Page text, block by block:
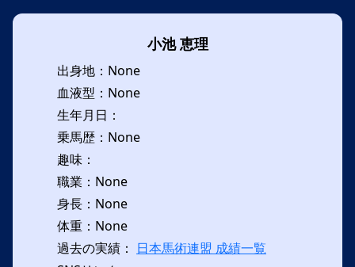
小池 恵理
出身地：None
血液型：None
生年月日：
乗馬歴：None
趣味：
職業：None
身長：None
体重：None
過去の実績： 日本馬術連盟 成績一覧